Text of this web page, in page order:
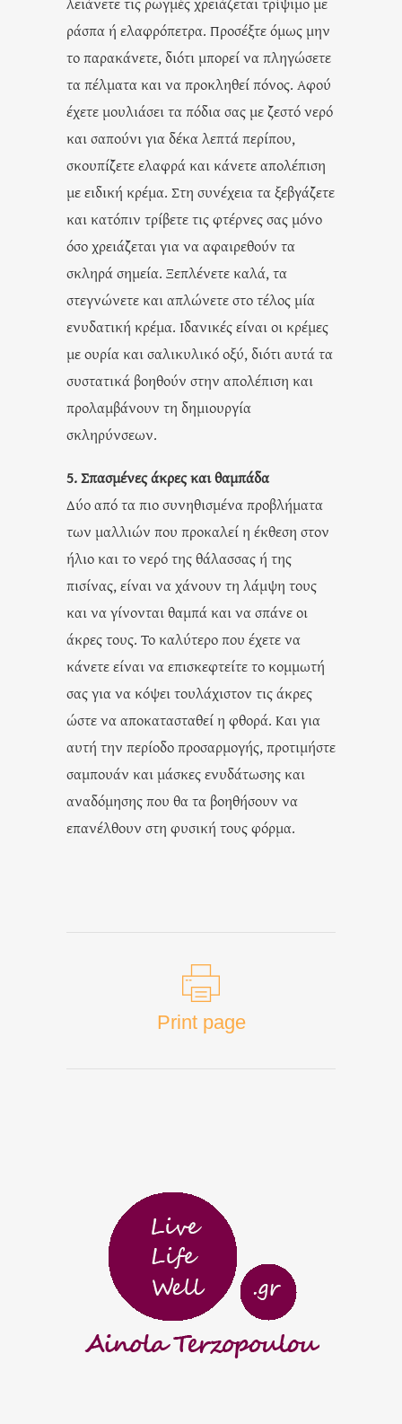
ράσπα ή ελαφρόπετρα. Προσέξτε όμως μην
το παρακάνετε, διότι μπορεί να πληγώσετε
τα πέλματα και να προκληθεί πόνος. Αφού
έχετε μουλιάσει τα πόδια σας με ζεστό νερό
και σαπούνι για δέκα λεπτά περίπου,
σκουπίζετε ελαφρά και κάνετε απολέπιση
με ειδική κρέμα. Στη συνέχεια τα ξεβγάζετε
και κατόπιν τρίβετε τις φτέρνες σας μόνο
όσο χρειάζεται για να αφαιρεθούν τα
σκληρά σημεία. Ξεπλένετε καλά, τα
στεγνώνετε και απλώνετε στο τέλος μία
ενυδατική κρέμα. Ιδανικές είναι οι κρέμες
με ουρία και σαλικυλικό οξύ, διότι αυτά τα
συστατικά βοηθούν στην απολέπιση και
προλαμβάνουν τη δημιουργία
σκληρύνσεων.
5. Σπασμένες άκρες και θαμπάδα
Δύο από τα πιο συνηθισμένα προβλήματα
των μαλλιών που προκαλεί η έκθεση στον
ήλιο και το νερό της θάλασσας ή της
πισίνας, είναι να χάνουν τη λάμψη τους
και να γίνονται θαμπά και να σπάνε οι
άκρες τους. Το καλύτερο που έχετε να
κάνετε είναι να επισκεφτείτε το κομμωτή
σας για να κόψει τουλάχιστον τις άκρες
ώστε να αποκατασταθεί η φθορά. Και για
αυτή την περίοδο προσαρμογής, προτιμήστε
σαμπουάν και μάσκες ενυδάτωσης και
αναδόμησης που θα τα βοηθήσουν να
επανέλθουν στη φυσική τους φόρμα.
Print page